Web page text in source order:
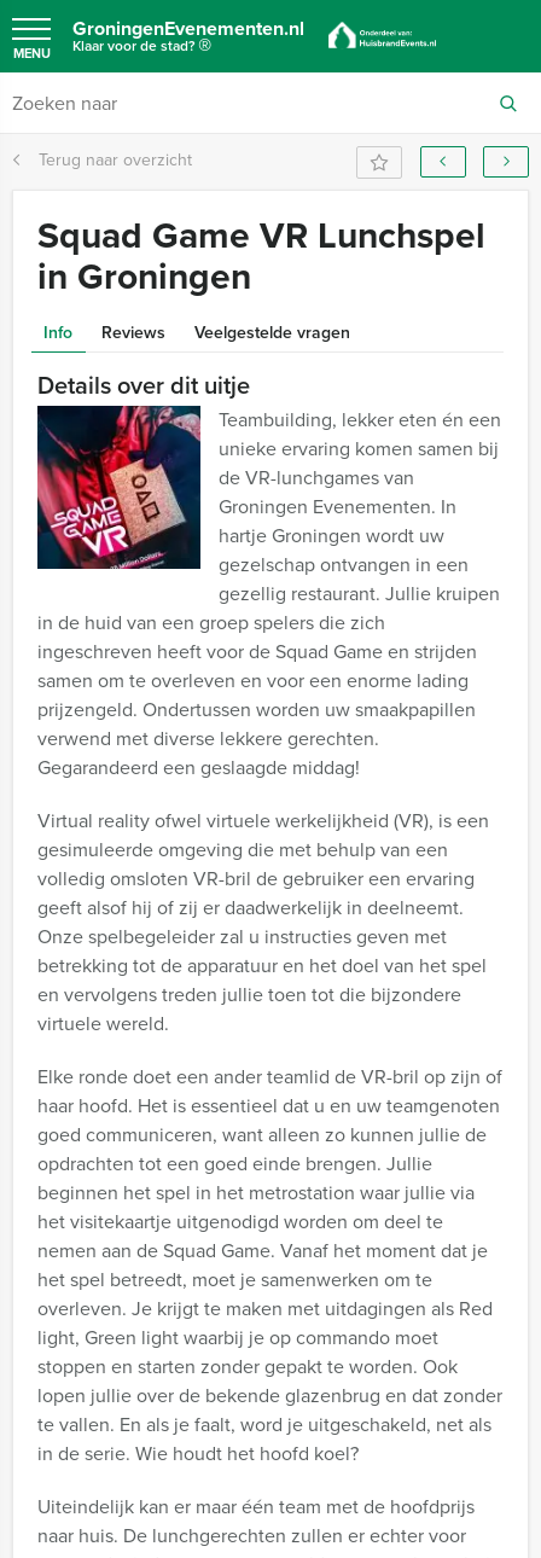
GroningenEvenementen.nl
Klaar voor de stad?®
MENU
Terug naar overzicht
Squad Game VR Lunchspel
in Groningen
Info Reviews Veelgestelde vragen
Details over dit uitje
Teambuilding, lekker eten én een
unieke ervaring komen samen bij
de VR-lunchgames van
Groningen Evenementen. In
hartje Groningen wordt uw
gezelschap ontvangen in een
gezellig restaurant. Jullie kruipen
in de huid van een groep spelers die zich
ingeschreven heeft voor de Squad Game en strijden
samen om te overleven en voor een enorme lading
prijzengeld. Ondertussen worden uw smaakpapillen
verwend met diverse lekkere gerechten.
Gegarandeerd een geslaagde middag!
Virtual reality ofwel virtuele werkelijkheid (VR), is een
gesimuleerde omgeving die met behulp van een
volledig omsloten VR-bril de gebruiker een ervaring
geeft alsof hij of zij er daadwerkelijk in deelneemt.
Onze spelbegeleider zal u instructies geven met
betrekking tot de apparatuur en het doel van het spel
en vervolgens treden jullie toen tot die bijzondere
virtuele wereld.
Elke ronde doet een ander teamlid de VR-bril op zijn of
haar hoofd. Het is essentieel dat u en uw teamgenoten
goed communiceren, want alleen zo kunnen jullie de
opdrachten tot een goed einde brengen. Jullie
beginnen het spel in het metrostation waar jullie via
het visitekaartje uitgenodigd worden om deel te
nemen aan de Squad Game. Vanaf het moment dat je
het spel betreedt, moet je samenwerken om te
overleven. Je krijgt te maken met uitdagingen als Red
light, Green light waarbij je op commando moet
stoppen en starten zonder gepakt te worden. Ook
lopen jullie over de bekende glazenbrug en dat zonder
te vallen. En als je faalt, word je uitgeschakeld, net als
in de serie. Wie houdt het hoofd koel?
Uiteindelijk kan er maar één team met de hoofdprijs
naar huis. De lunchgerechten zullen er echter voor